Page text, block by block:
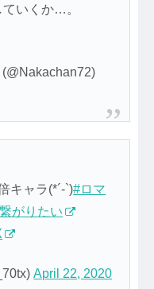
いくか…。
キャラ(*´-`)#ロマ
がりたい
April 22, 2020